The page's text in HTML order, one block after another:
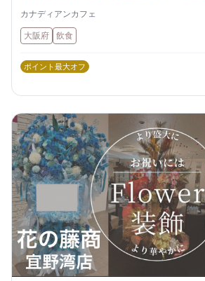
カナディアンカフェ
大阪府 飲食
ポイント最大オフ